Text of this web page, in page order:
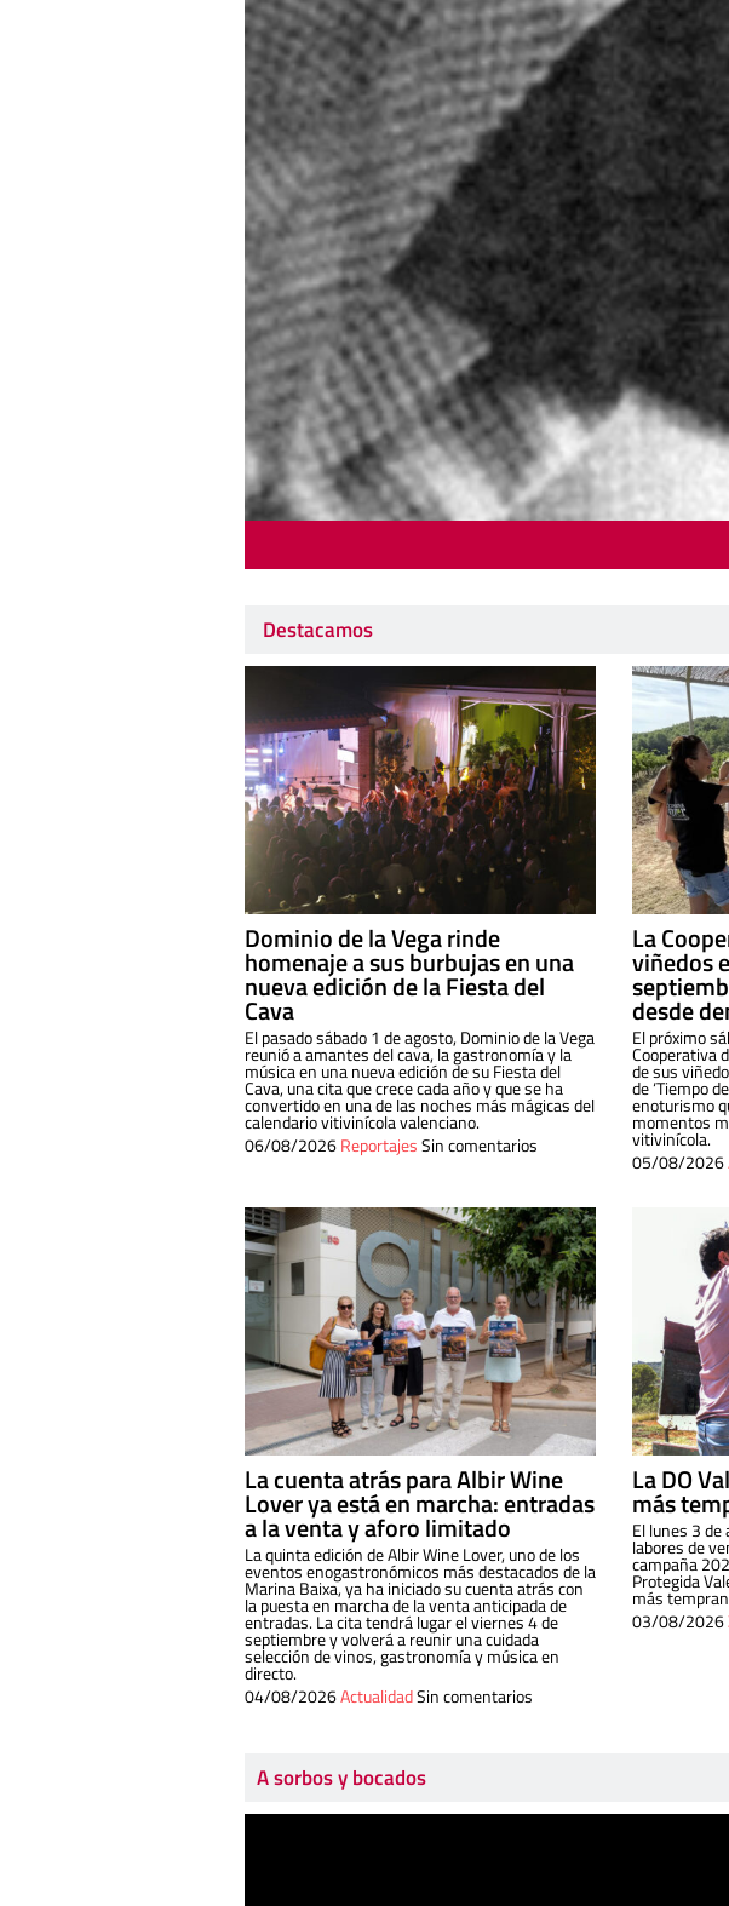
Destacamos
Dominio de la Vega rinde
homenaje a sus burbujas en una
nueva edición de la Fiesta del
Cava
El pasado sábado 1 de agosto, Dominio de la Vega
reunió a amantes del cava, la gastronomía y la
música en una nueva edición de su Fiesta del
Cava, una cita que crece cada año y que se ha
convertido en una de las noches más mágicas del
calendario vitivinícola valenciano.
06/08/2026ReportajesSin comentarios
La
viñedos
desde
El próximo
Cooperativa
de sus
de ‘Tiempo
enoturismo
momentos
vitivinícola.
05/08/2026
La cuenta atrás para Albir Wine
Lover ya está en marcha: entradas
a la venta y aforo limitado
La quinta edición de Albir Wine Lover, uno de los
eventos enogastronómicos más destacados de la
Marina Baixa, ya ha iniciado su cuenta atrás con
la puesta en marcha de la venta anticipada de
entradas. La cita tendrá lugar el viernes 4 de
septiembre y volverá a reunir una cuidada
selección de vinos, gastronomía y música en
directo.
04/08/2026ActualidadSin comentarios
La DO
más
El lunes 3 de
labores de
campaña
Protegida
más
03/08/2026
A sorbos y bocados